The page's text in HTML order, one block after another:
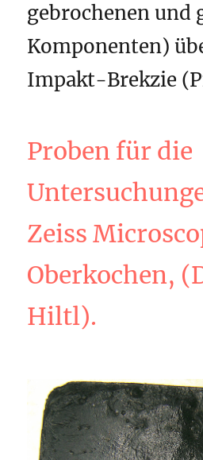
gebrochenen und
Komponenten)
Impakt-Brekzie
Proben für die
Zeiss
Oberkochen,
Hiltl).